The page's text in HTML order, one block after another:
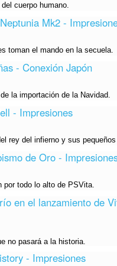
cuerpo humano.
Mk2 -
toman el mando en la secuela.
- Conexión Japón
la importación de la Navidad.
- Impresiones
rey del infierno y sus
de Oro -
por todo lo alto de PSVita.
en el lanzamiento de
no pasará a la historia.
- Impresiones